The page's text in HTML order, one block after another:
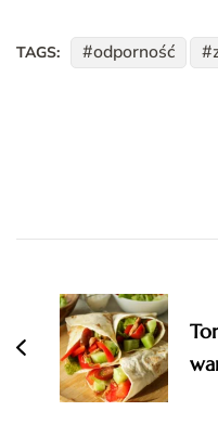
TAGS: odporność
Navigation